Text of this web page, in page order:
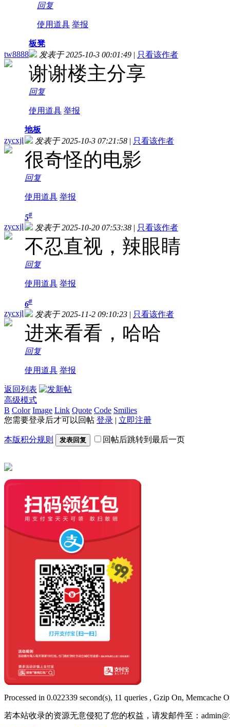
回复
使用道具 举报
tw8888
板凳
发表于 2025-10-3 00:01:49 | 只看该作者
谢谢楼主分享
回复
使用道具 举报
zycxjl
地板
发表于 2025-10-3 07:21:58 | 只看该作者
很奇怪的电影
回复
使用道具 举报
zycxjl
5#
发表于 2025-10-20 07:53:38 | 只看该作者
不忍直视，辣眼睛
回复
使用道具 举报
zycxjl
6#
发表于 2025-11-2 09:10:23 | 只看该作者
进来看看，哈哈
回复
使用道具 举报
返回列表
高级模式
B Color Image Link Quote Code Smilies
您需要登录后才可以回帖 登录 | 立即注册
本版积分规则 发表回复 回帖后跳转到最后一页
Processed in 0.022339 second(s), 11 queries , Gzip On, Memcache
若本站收录的资源无意侵犯了您的权益，请发邮件至：